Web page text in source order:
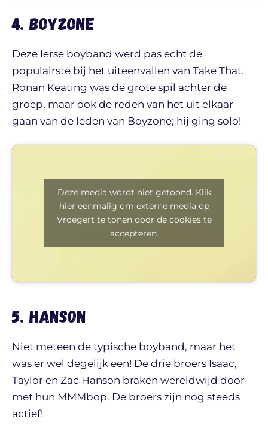
4. Boyzone
Deze Ierse boyband werd pas echt de
populairste bij het uiteenvallen van Take That.
Ronan Keating was de grote spil achter de
groep, maar ook de reden van het uit elkaar
gaan van de leden van Boyzone; hij ging solo!
Deze media wordt niet getoond. Klik
hier eenmalig om externe media op
Vroegert te tonen door de cookies te
accepteren.
5. Hanson
Niet meteen de typische boyband, maar het
was er wel degelijk een! De drie broers Isaac,
Taylor en Zac Hanson braken wereldwijd door
met hun MMMbop. De broers zijn nog steeds
actief!